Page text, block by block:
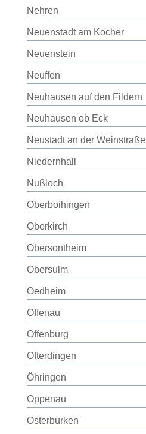
Nehren
Neuenstadt am Kocher
Neuenstein
Neuffen
Neuhausen auf den Fildern
Neuhausen ob Eck
Neustadt an der Weinstraße
Niedernhall
Nußloch
Oberboihingen
Oberkirch
Obersontheim
Obersulm
Oedheim
Offenau
Offenburg
Ofterdingen
Öhringen
Oppenau
Osterburken